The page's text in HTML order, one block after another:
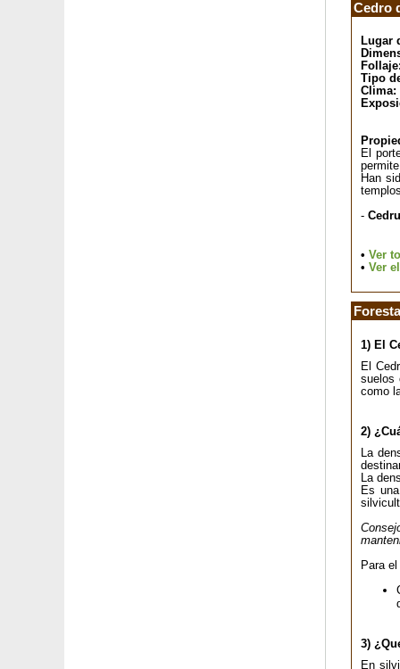
Cedro
Lugar
Follaje:
Tipo
Clima:
El
Han
-
• Ver
• Ver
1) El
El
suelos
como
2)
La
La
Es
Para
3)
En